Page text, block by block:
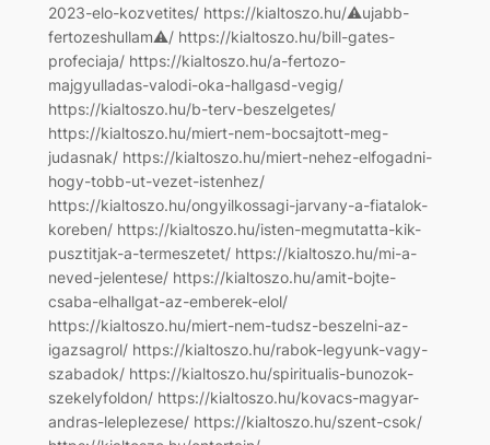
2023-elo-kozvetites/ https://kialtoszo.hu/⚠ujabb-
fertozeshullam⚠/ https://kialtoszo.hu/bill-gates-
profeciaja/ https://kialtoszo.hu/a-fertozo-
majgyulladas-valodi-oka-hallgasd-vegig/
https://kialtoszo.hu/b-terv-beszelgetes/
https://kialtoszo.hu/miert-nem-bocsajtott-meg-
judasnak/ https://kialtoszo.hu/miert-nehez-elfogadni-
hogy-tobb-ut-vezet-istenhez/
https://kialtoszo.hu/ongyilkossagi-jarvany-a-fiatalok-
koreben/ https://kialtoszo.hu/isten-megmutatta-kik-
pusztitjak-a-termeszetet/ https://kialtoszo.hu/mi-a-
neved-jelentese/ https://kialtoszo.hu/amit-bojte-
csaba-elhallgat-az-emberek-elol/
https://kialtoszo.hu/miert-nem-tudsz-beszelni-az-
igazsagrol/ https://kialtoszo.hu/rabok-legyunk-vagy-
szabadok/ https://kialtoszo.hu/spiritualis-bunozok-
szekelyfoldon/ https://kialtoszo.hu/kovacs-magyar-
andras-leleplezese/ https://kialtoszo.hu/szent-csok/